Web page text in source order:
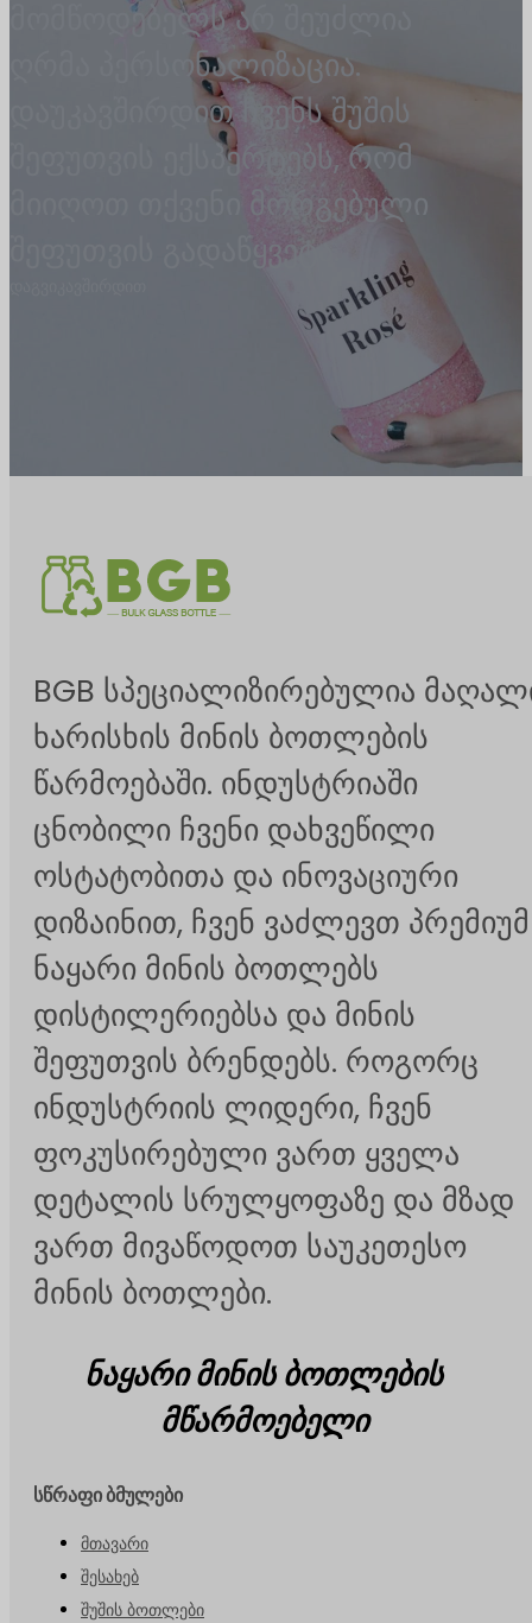
მომწოდებელს არ შეუძლია
ღრმა პერსონალიზაცია.
დაუკავშირდით ჩვენს შუშის
შეფუთვის ექსპერტებს, რომ
მიიღოთ თქვენი მორგებული
შეფუთვის გადაწყვეტა.
BGB სპეციალიზირებულია
ხარისხის მინის ბოთლების
წარმოებაში. ინდუსტრიაში
ცნობილი ჩვენი დახვეწილი
ოსტატობითა და ინოვაციური
დიზაინით, ჩვენ ვაძლევთ პრემიუმ
ნაყარი მინის ბოთლებს
დისტილერიებსა და მინის
შეფუთვის ბრენდებს. როგორც
ინდუსტრიის ლიდერი, ჩვენ
ფოკუსირებული ვართ ყველა
დეტალის სრულყოფაზე და მზად
ვართ მივაწოდოთ საუკეთესო
მინის ბოთლები.
ნაყარი მინის ბოთლების
მწარმოებელი
სწრაფი ბმულები
მთავარი
შესახებ
შუშის ბოთლები